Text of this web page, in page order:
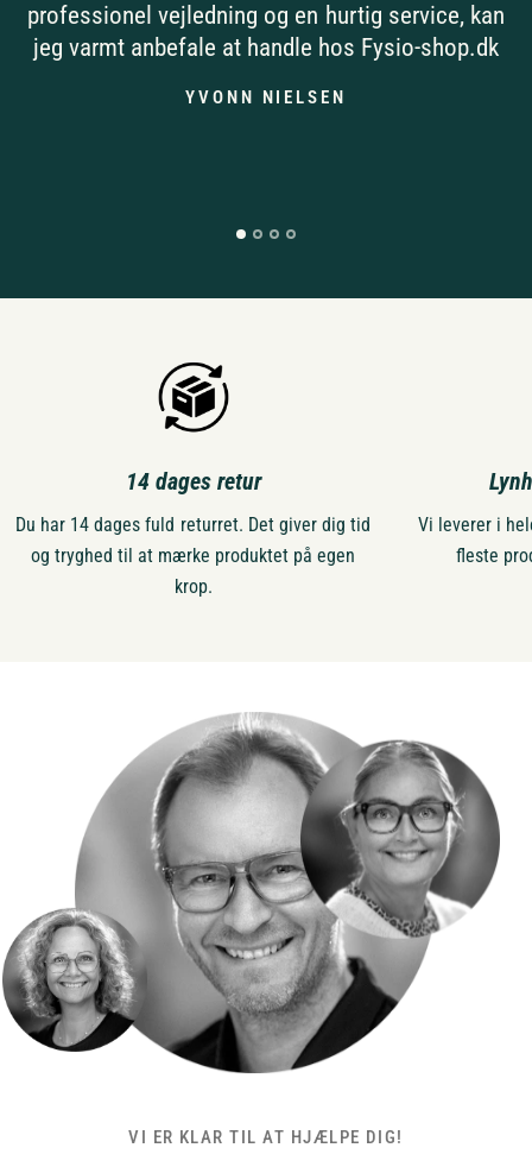
professionel vejledning og en hurtig service, kan
jeg varmt anbefale at handle hos Fysio-shop.dk
YVONN NIELSEN
14 dages retur
Du har 14 dages fuld returret. Det giver dig tid
og tryghed til at mærke produktet på egen
krop.
Vi leverer i
fleste
VI ER KLAR TIL AT HJÆLPE DIG!